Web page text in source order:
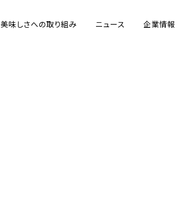
美味しさへの取り組み ニュース 企業情報